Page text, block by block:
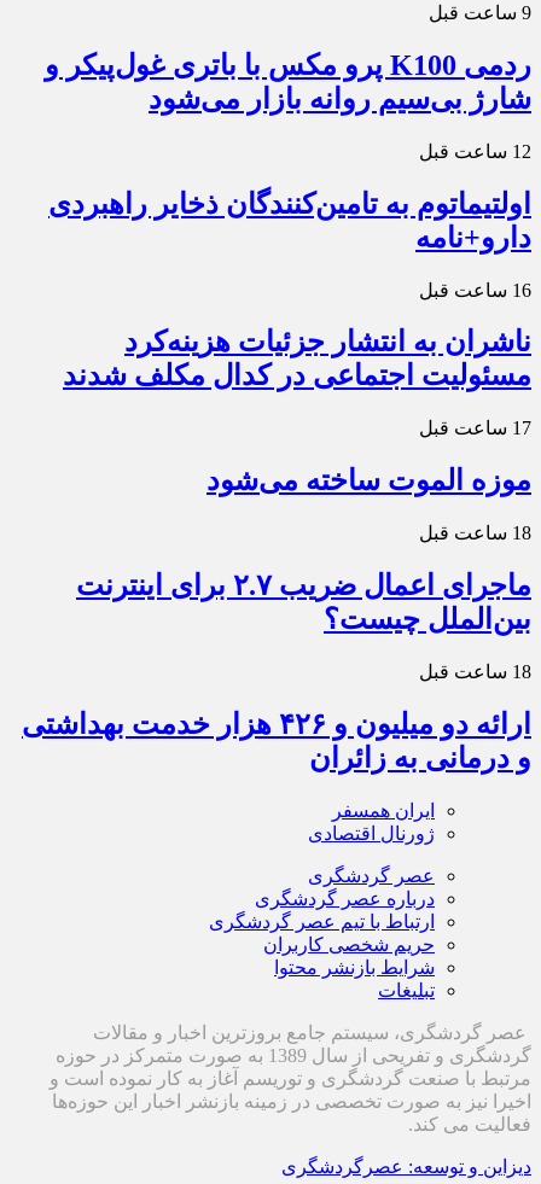
9 ساعت قبل
ردمی K100 پرو مکس با باتری غول‌پیکر و
شارژ بی‌سیم روانه بازار می‌شود
12 ساعت قبل
اولتیماتوم به تامین‌کنندگان ذخایر راهبردی
دارو+نامه
16 ساعت قبل
ناشران به انتشار جزئیات هزینه‌کرد
مسئولیت اجتماعی در کدال مکلف شدند
17 ساعت قبل
موزه الموت ساخته می‌شود
18 ساعت قبل
ماجرای اعمال ضریب ۲.۷ برای اینترنت
بین‌الملل چیست؟
18 ساعت قبل
ارائه دو میلیون و ۴۲۶ هزار خدمت بهداشتی
و درمانی به زائران
ایران همسفر
ژورنال اقتصادی
عصر گردشگری
درباره عصر گردشگری
ارتباط با تیم عصر گردشگری
حریم شخصی کاربران
شرایط بازنشر محتوا
تبلیغات
عصر گردشگری، سیستم جامع بروزترین اخبار و مقالات
گردشگری و تفریحی از سال 1389 به صورت متمرکز در حوزه
مرتبط با صنعت گردشگری و توریسم آغاز به کار نموده است و
اخیرا نیز به صورت تخصصی در زمینه بازنشر اخبار این حوزه‌ها
فعالیت می کند.
دیزاین و توسعه: عصرگردشگری